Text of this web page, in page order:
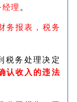
理 。
务报表，税务
税务处理决定
认收入的违法